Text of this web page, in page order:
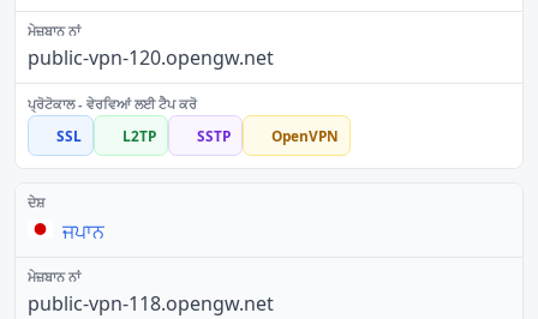
public-vpn-120.opengw.net
SSL L2TP SSTP OpenVPN
ਜਪਾਨ
public-vpn-118.opengw.net